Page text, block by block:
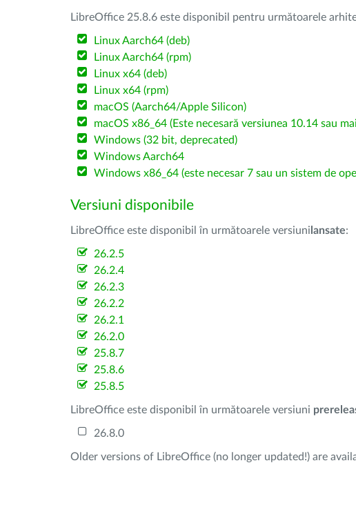
LibreOffice 25.8.6 este disponibil pentru următoarele
Linux Aarch64 (deb)
Linux Aarch64 (rpm)
Linux x64 (deb)
Linux x64 (rpm)
macOS (Aarch64/Apple Silicon)
macOS x86_64 (Este necesară versiunea 10.14 sau
Windows (32 bit, deprecated)
Windows Aarch64
Windows x86_64 (este necesar 7 sau un sistem de
Versiuni disponibile
LibreOffice este disponibil în următoarele versiuni lansate:
26.2.5
26.2.4
26.2.3
26.2.2
26.2.1
26.2.0
25.8.7
25.8.6
25.8.5
LibreOffice este disponibil în următoarele versiuni
26.8.0
Older versions of LibreOffice (no longer updated!) are